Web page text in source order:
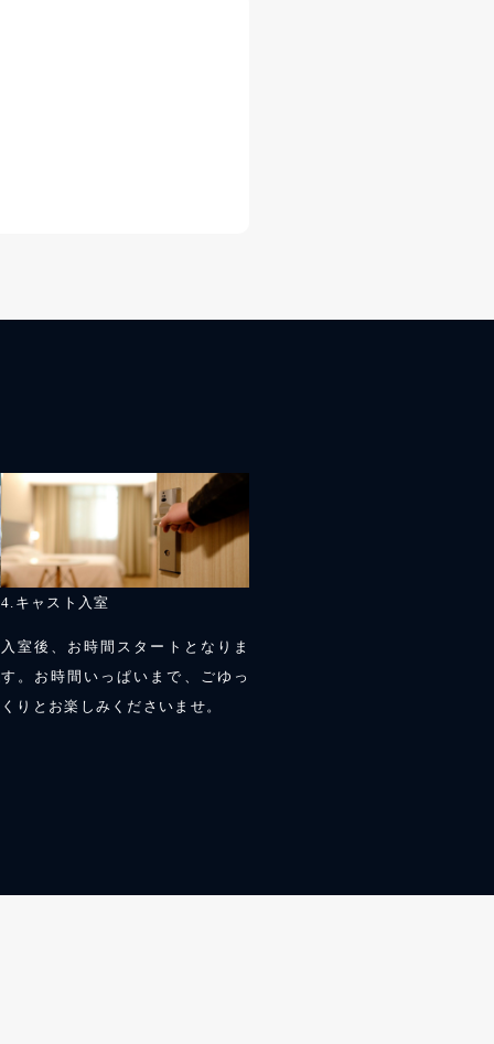
4.キャスト入室
入室後、お時間スタートとなりま
す。お時間いっぱいまで、ごゆっ
くりとお楽しみくださいませ。